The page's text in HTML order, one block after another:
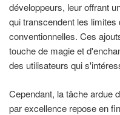
développeurs, leur offrant
qui transcendent les limites
conventionnelles. Ces
touche de magie et
des utilisateurs qui
Cependant, la tâche ardue
par excellence repose en